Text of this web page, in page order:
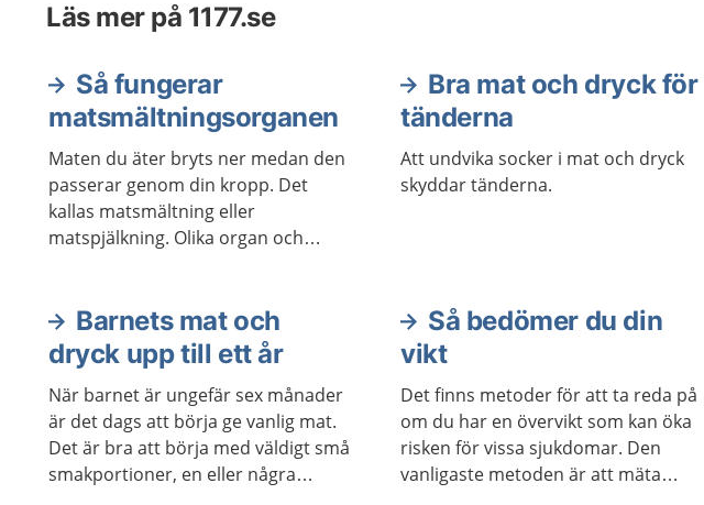
Läs mer på 1177.se
Så fungerar
matsmältningsorganen
Maten du äter bryts ner medan den
passerar genom din kropp. Det
kallas matsmältning eller
matspjälkning. Olika organ och
brytas ner för att kroppen ska kunna
ta upp näringen som maten
innehåller.
Bra mat och dryck för
tänderna
Att undvika socker i mat och dryck
skyddar tänderna.
Barnets mat och
dryck upp till ett år
När barnet är ungefär sex månader
är det dags att börja ge vanlig mat.
Det är bra att börja med väldigt små
smakportioner, en eller några
Så bedömer du din
vikt
Det finns metoder för att ta reda på
om du har en övervikt som kan öka
risken för vissa sjukdomar. Den
vanligaste metoden är att mäta